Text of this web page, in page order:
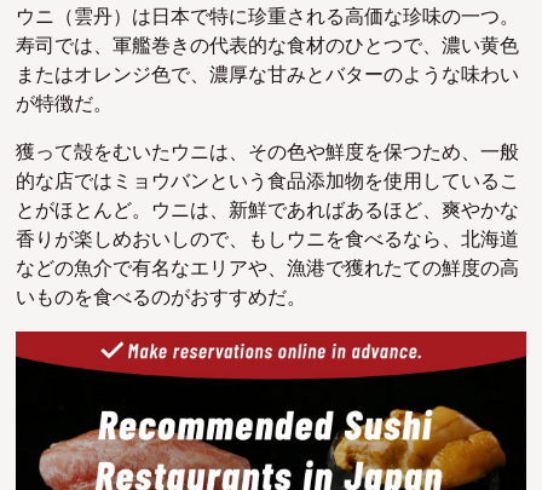
ウニ（雲丹）は日本で特に珍重される高価な珍味の一つ。
寿司では、軍艦巻きの代表的な食材のひとつで、濃い黄色
またはオレンジ色で、濃厚な甘みとバターのような味わい
が特徴だ。
獲って殻をむいたウニは、その色や鮮度を保つため、一般
的な店ではミョウバンという食品添加物を使用しているこ
とがほとんど。ウニは、新鮮であればあるほど、爽やかな
香りが楽しめおいしので、 もしウニを食べるなら、北海道
などの魚介で有名なエリアや、漁港で獲れたての鮮度の高
いものを食べるのがおすすめだ。